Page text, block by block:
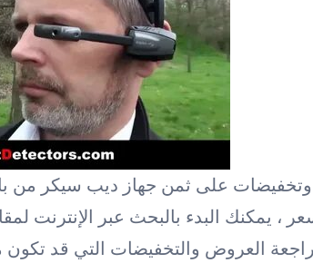
على ثمن جهاز ديب سيكر من
يمكنك البدء بالبحث عبر الإنترنت
العروض والتخفيضات التي قد